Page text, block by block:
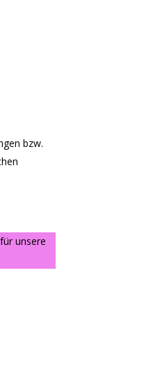
bzw.
unsere